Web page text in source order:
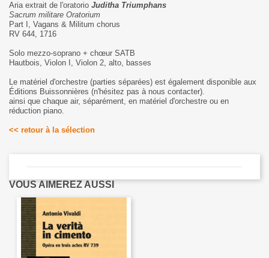
Aria extrait de l'oratorio Juditha Triumphans
Sacrum militare Oratorium
Part I, Vagans & Militum chorus
RV 644, 1716
Solo mezzo-soprano + chœur SATB
Hautbois, Violon I, Violon 2, alto, basses
Le matériel d'orchestre (parties séparées) est également disponible aux
Éditions Buissonnières (n'hésitez pas à nous contacter).
ainsi que chaque air, séparément, en matériel d'orchestre ou en
réduction piano.
<< retour à la sélection
VOUS AIMEREZ AUSSI